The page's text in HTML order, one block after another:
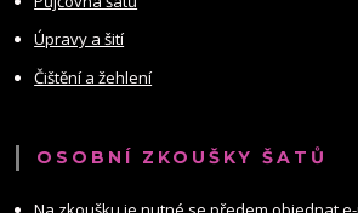
Úpravy a šití
Čištění a žehlení
OSOBNÍ ZKOUŠKY ŠATŮ